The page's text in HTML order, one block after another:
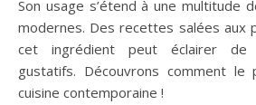
Son usage s’étend à une multitude
modernes. Des recettes salées aux
cet ingrédient peut éclairer de
gustatifs. Découvrons comment le
cuisine contemporaine !